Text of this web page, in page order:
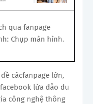
qua fanpage
Chụp màn hình.
cácfanpage lớn,
lừa đảo du
công nghệ thông